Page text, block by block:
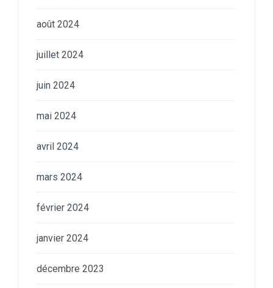
août 2024
juillet 2024
juin 2024
mai 2024
avril 2024
mars 2024
février 2024
janvier 2024
décembre 2023